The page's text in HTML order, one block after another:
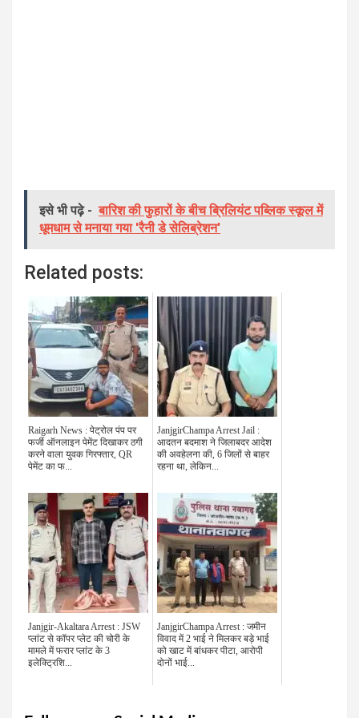
इसे भी पढ़े - बारिश की फुहारों के बीच ब्रिलियंट पब्लिक स्कूल में
धूमधाम से मनाया गया 'रैनी डे सेलिब्रेशन'
Related posts:
Raigarh News : पेट्रोल पंप पर
फर्जी ऑनलाइन पेमेंट दिखाकर ठगी
करने वाला युवक गिरफ्तार, QR
पेमेंट का फ...
JanjgirChampa Arrest Jail :
आदतन बदमाश ने जिलाबदर आदेश
की अवहेलना की, 6 जिलों से बाहर
रहना था, लेकिन...
Janjgir-Akaltara Arrest : JSW
प्लांट से कॉपर प्लेट की चोरी के
मामले में फरार प्लांट के 3
इलेक्ट्रिशि...
JanjgirChampa Arrest : जमीन
विवाद में 2 भाई ने मिलकर बड़े भाई
को खाट में बांधकर पीटा, आरोपी
दोनों भाई...